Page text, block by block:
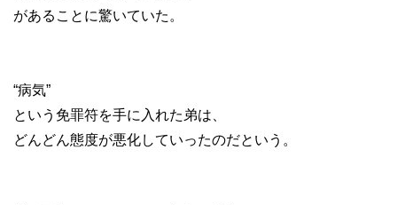
があることに驚いていた。
“病気”
という免罪符を手に入れた弟は、
どんどん態度が悪化していったのだという。